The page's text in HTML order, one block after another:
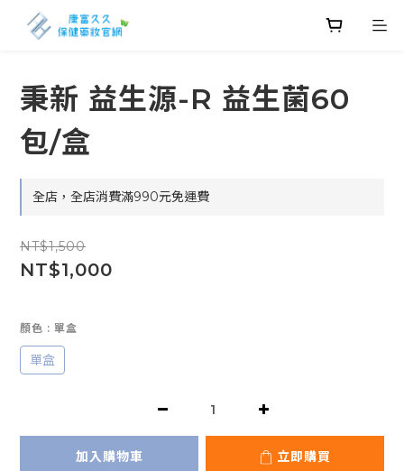
秉新 益生源-R 益生菌60
包/盒
全店，全店消費滿990元免運費
NT$1,500
NT$1,000
顏色 : 單盒
單盒
加入購物車 立即購買